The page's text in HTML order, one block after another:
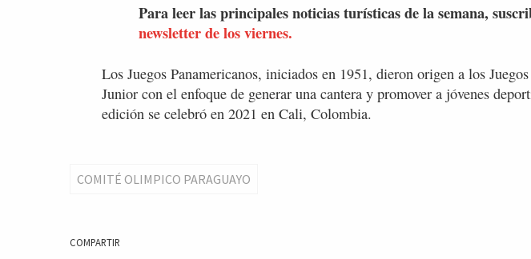
Para leer las principales noticias turísticas de la semana,
newsletter de los viernes.
Los Juegos Panamericanos, iniciados en 1951, dieron origen a los
Junior con el enfoque de generar una cantera y promover a jóvenes
edición se celebró en 2021 en Cali, Colombia.
COMITÉ OLIMPICO PARAGUAYO
COMPARTIR